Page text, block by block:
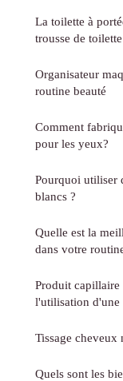
La toilette à
trousse de
Organisateur
routine beauté
Comment
pour les yeux?
Pourquoi utiliser
blancs ?
Quelle est la
dans votre
Produit capillaire
l'utilisation d'une
Tissage
Quels sont les